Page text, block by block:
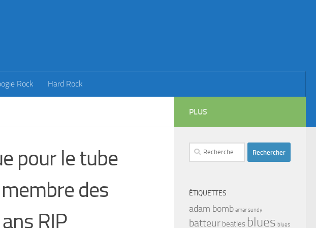
Rock Hard Rock
pour le tube
des
RIP
PLUS
Rechercher :
ÉTIQUETTES
adam bomb amar sundy
batteur beatles blues blues